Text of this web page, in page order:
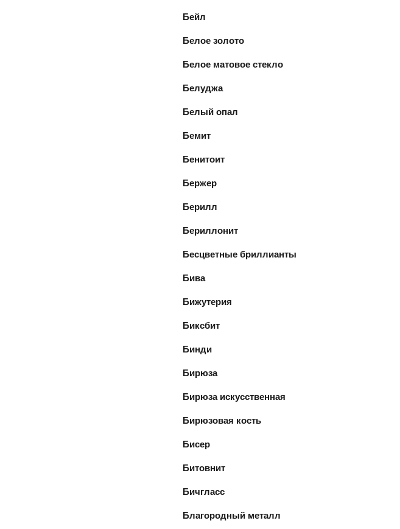
Бейл
Белое золото
Белое матовое стекло
Белуджа
Белый опал
Бемит
Бенитоит
Бержер
Берилл
Бериллонит
Бесцветные бриллианты
Бива
Бижутерия
Биксбит
Бинди
Бирюза
Бирюза искусственная
Бирюзовая кость
Бисер
Битовнит
Бичгласс
Благородный металл